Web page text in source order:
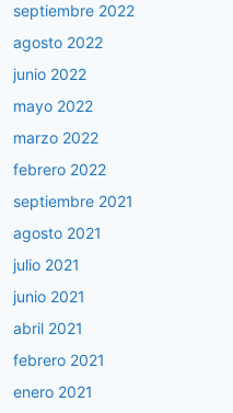
septiembre 2022
agosto 2022
junio 2022
mayo 2022
marzo 2022
febrero 2022
septiembre 2021
agosto 2021
julio 2021
junio 2021
abril 2021
febrero 2021
enero 2021